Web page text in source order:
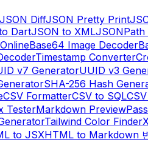
JSON DiffJSON Pretty Print
DartJSON to XMLJSONPath
Base64 Image Decoder
Timestamp Converter
v7 GeneratorUUID v3
SHA-256 Hash
CSV FormatterCSV to SQL
TesterMarkdown Preview
Tailwind Color Finder
to JSXHTML to Markdown